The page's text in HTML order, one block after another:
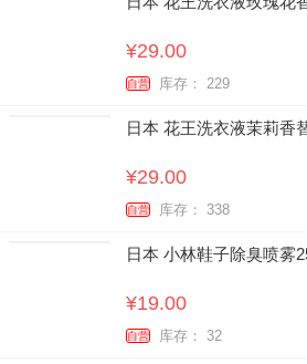
¥29.00
自营 库存： 229
日本 花王洗衣液茉莉香
¥29.00
自营 库存： 338
日本 小林鞋子除臭喷雾
¥19.00
自营 库存： 32